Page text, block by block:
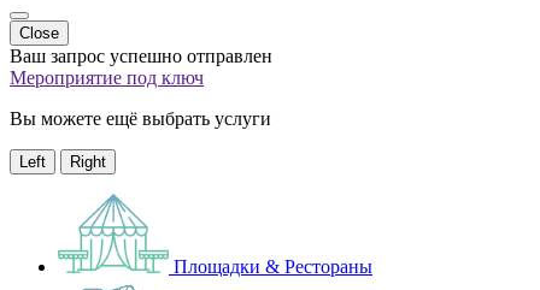
Close
Ваш запрос успешно отправлен
Мероприятие под ключ
Вы можете ещё выбрать услуги
Left Right
Площадки & Рестораны